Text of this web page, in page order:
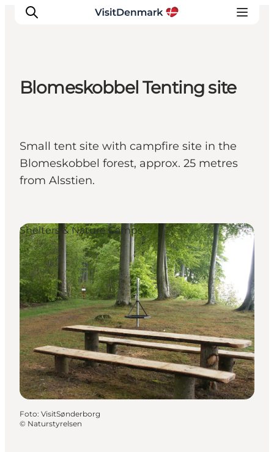
Cosa fare
Dove dormire
Pianifica il viaggio
Blomeskobbel Tenting site
Small tent site with campfire site in the
Blomeskobbel forest, approx. 25 metres
from Alsstien.
Shelters & Nature Camps
Foto: VisitSønderborg
© Naturstyrelsen